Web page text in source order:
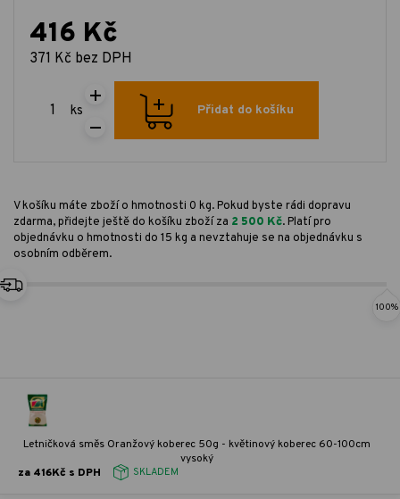
416 Kč
371 Kč bez DPH
ks Přidat do košíku
V košíku máte zboží o hmotnosti 0 kg. Pokud byste rádi dopravu
zdarma, přidejte ještě do košíku zboží za 2 500 Kč. Platí pro
objednávku o hmotnosti do 15 kg a nevztahuje se na objednávku s
osobním odběrem.
100%
Letničková směs Oranžový koberec 50g - květinový koberec 60-100cm
vysoký
za 416Kč s DPH
SKLADEM